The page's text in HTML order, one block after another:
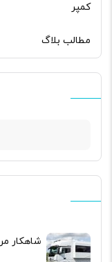
کمپر
مطالب بلاگ
شاهکار